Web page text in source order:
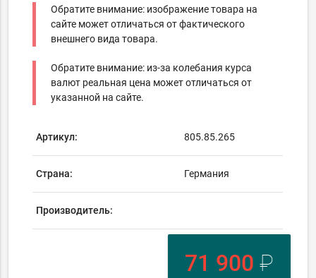
Обратите внимание: изображение товара на
сайте может отличаться от фактического
внешнего вида товара.
Обратите внимание: из-за колебания курса
валют реальная цена может отличаться от
указанной на сайте.
Артикул: 805.85.265
Страна: Германия
Производитель:
71 900 ₽